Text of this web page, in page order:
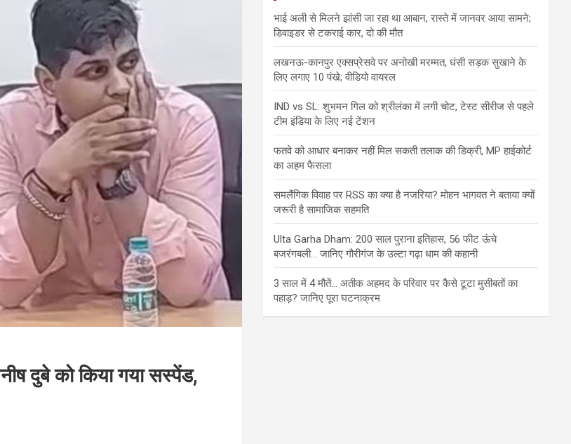
दुबे को किया गया सस्पेंड,
भाई अली से मिलने झांसी जा रहा था आबान, रास्ते में जानवर आया सामने;
डिवाइडर से टकराई कार, दो की मौत
लखनऊ-कानपुर एक्सप्रेसवे पर अनोखी मरम्मत, धंसी सड़क सुखाने के
लिए लगाए 10 पंखे; वीडियो वायरल
IND vs SL: शुभमन गिल को श्रीलंका में लगी चोट, टेस्ट सीरीज से पहले
टीम इंडिया के लिए नई टेंशन
फतवे को आधार बनाकर नहीं मिल सकती तलाक की डिक्री, MP हाईकोर्ट
का अहम फैसला
समलैंगिक विवाह पर RSS का क्या है नजरिया? मोहन भागवत ने बताया क्यों
जरूरी है सामाजिक सहमति
Ulta Garha Dham: 200 साल पुराना इतिहास, 56 फीट ऊंचे
बजरंगबली… जानिए गौरीगंज के उल्टा गढ़ा धाम की कहानी
3 साल में 4 मौतें… अतीक अहमद के परिवार पर कैसे टूटा मुसीबतों का
पहाड़? जानिए पूरा घटनाक्रम